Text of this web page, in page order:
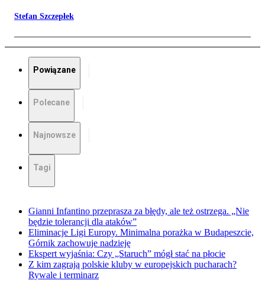
Stefan Szczepłek
Powiązane
Polecane
Najnowsze
Tagi
Gianni Infantino przeprasza za błędy, ale też ostrzega. „Nie
będzie tolerancji dla ataków”
Eliminacje Ligi Europy. Minimalna porażka w Budapeszcie,
Górnik zachowuje nadzieję
Ekspert wyjaśnia: Czy „Staruch” mógł stać na płocie
Z kim zagrają polskie kluby w europejskich pucharach?
Rywale i terminarz